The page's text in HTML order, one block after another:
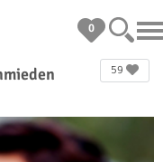
0
59